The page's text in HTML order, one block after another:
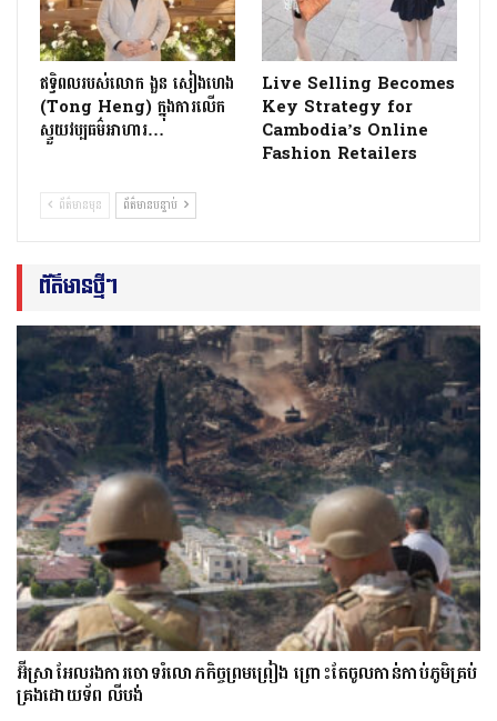
ឥទ្ធិពលរបស់លោក ងួន សៀងហេង
(Tong Heng) ក្នុងការលើក
ស្ទួយវប្បធម៌អាហារ…
Live Selling Becomes
Key Strategy for
Cambodia’s Online
Fashion Retailers
ព័ត៌មានមុន ព័ត៌មានបន្ទាប់
ព័ត៌មានថ្មីៗ
អ៊ីស្រាអែលរង​ការ​ចោទ​​រំលោភកិច្ចព្រមព្រៀង ព្រោះតែ​​ចូល​កាន់​កាប់​ភូមិគ្រប់
គ្រងដោយទ័ព លីបង់